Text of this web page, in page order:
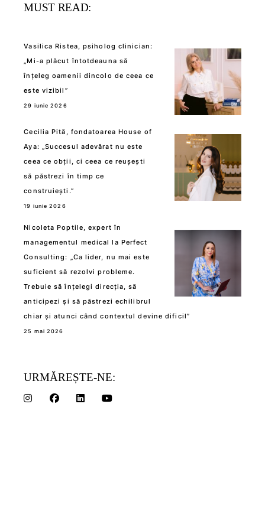
MUST READ:
Vasilica Ristea, psiholog clinician:
„Mi-a plăcut întotdeauna să
înțeleg oamenii dincolo de ceea ce
este vizibil”
29 iunie 2026
Cecilia Pită, fondatoarea House of
Aya: „Succesul adevărat nu este
ceea ce obții, ci ceea ce reușești
să păstrezi în timp ce
construiești.”
19 iunie 2026
Nicoleta Poptile, expert în
managementul medical la Perfect
Consulting: „Ca lider, nu mai este
suficient să rezolvi probleme.
Trebuie să înțelegi direcția, să
anticipezi și să păstrezi echilibrul
chiar și atunci când contextul devine dificil”
25 mai 2026
URMĂREȘTE-NE: